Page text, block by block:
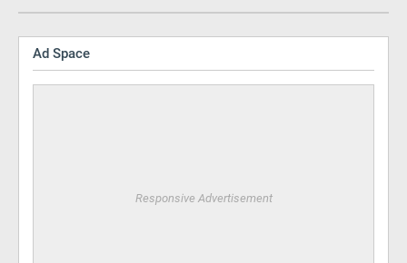
Ad Space
Responsive Advertisement